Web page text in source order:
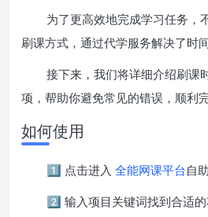
为了更高效地完成学习任务，
刷课方式，通过代学服务解决了时
接下来，我们将详细介绍刷课
项，帮助你避免常见的错误，顺利完
如何使用
1️⃣ 点击进入 全能网课平台自
2️⃣ 输入项目关键词找到合适的